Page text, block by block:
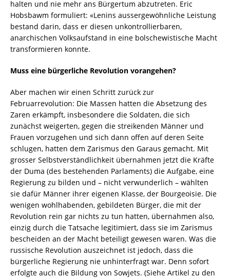
halten und nie mehr ans Bürgertum abzutreten. Eric
Hobsbawm formuliert: «Lenins aussergewöhnliche Leistung
bestand darin, dass er diesen unkontrollierbaren,
anarchischen Volksaufstand in eine bolschewistische Macht
transformieren konnte.
Muss eine bürgerliche Revolution vorangehen?
Aber machen wir einen Schritt zurück zur
Februarrevolution: Die Massen hatten die Absetzung des
Zaren erkämpft, insbesondere die Soldaten, die sich
zunächst weigerten, gegen die streikenden Männer und
Frauen vorzugehen und sich dann offen auf deren Seite
schlugen, hatten dem Zarismus den Garaus gemacht. Mit
grosser Selbstverständlichkeit übernahmen jetzt die Kräfte
der Duma (des bestehenden Parlaments) die Aufgabe, eine
Regierung zu bilden und – nicht verwunderlich – wählten
sie dafür Männer ihrer eigenen Klasse, der Bourgeoisie. Die
wenigen wohlhabenden, gebildeten Bürger, die mit der
Revolution rein gar nichts zu tun hatten, übernahmen also,
einzig durch die Tatsache legitimiert, dass sie im Zarismus
bescheiden an der Macht beteiligt gewesen waren. Was die
russische Revolution auszeichnet ist jedoch, dass die
bürgerliche Regierung nie unhinterfragt war. Denn sofort
erfolgte auch die Bildung von Sowjets. (Siehe Artikel zu den